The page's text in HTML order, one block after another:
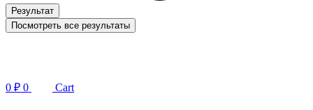
Результат
Посмотреть все результаты
0 ₽ 0 Cart